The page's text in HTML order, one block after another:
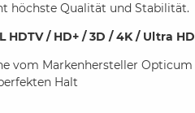
höchste Qualität und Stabilität.
HDTV / HD+ / 3D / 4K / Ultra
vom Markenhersteller Opticum
Halt